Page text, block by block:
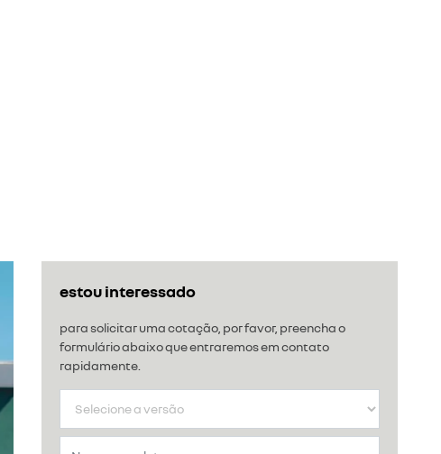
estou interessado
para solicitar uma cotação, por favor, preencha o
formulário abaixo que entraremos em contato
rapidamente.